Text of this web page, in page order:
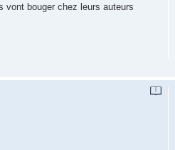
vont bouger chez leurs auteurs